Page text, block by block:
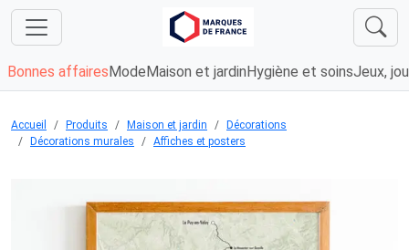
Bonnes affaires Mode Maison et jardin Hygiène et soinsJeux,
Accueil Produits Maison et jardin
Décorations
Décorations murales
Affiches et posters